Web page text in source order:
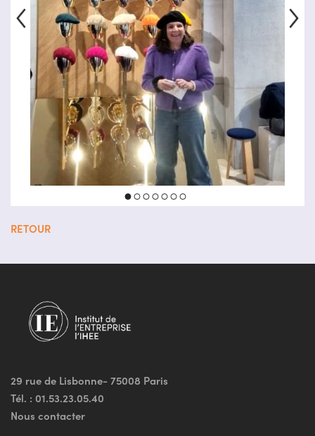
RETOUR
29 rue de Lisbonne- 75008 Paris
Tél. : 01.53.23.05.40
Nous contacter